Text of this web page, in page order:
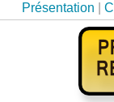
Présentation